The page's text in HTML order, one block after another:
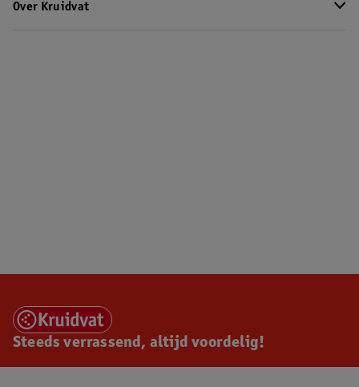
Over Kruidvat
Steeds verrassend, altijd voordelig!